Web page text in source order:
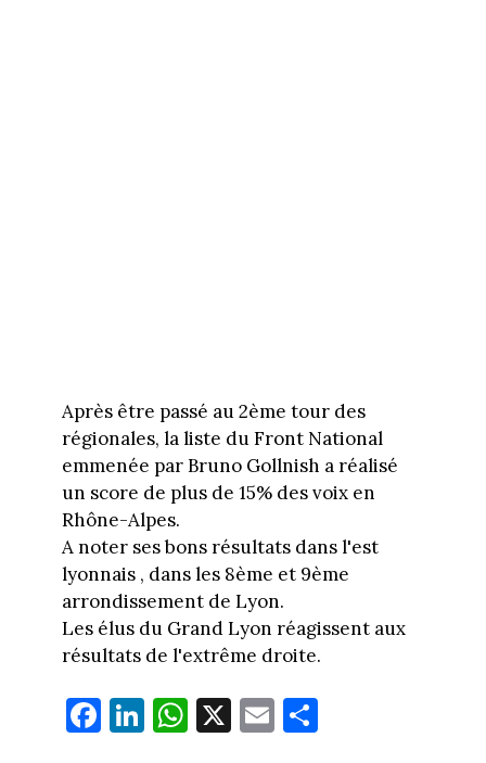
Après être passé au 2ème tour des
régionales, la liste du Front National
emmenée par Bruno Gollnish a réalisé
un score de plus de 15% des voix en
Rhône-Alpes.
A noter ses bons résultats dans l'est
lyonnais , dans les 8ème et 9ème
arrondissement de Lyon.
Les élus du Grand Lyon réagissent aux
résultats de l'extrême droite.
Fa
ce
Li
nk
W
ha
X E
m
Pa
rt